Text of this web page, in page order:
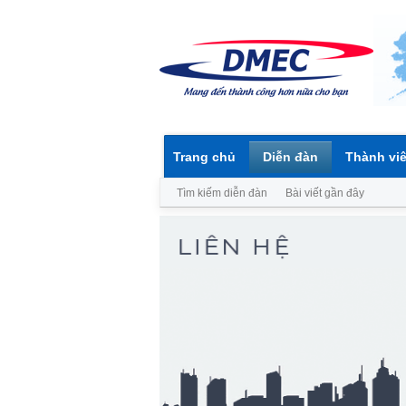
Trang chủ Diễn đàn
Tìm kiếm diễn đàn Bài viết gần đây
Thành